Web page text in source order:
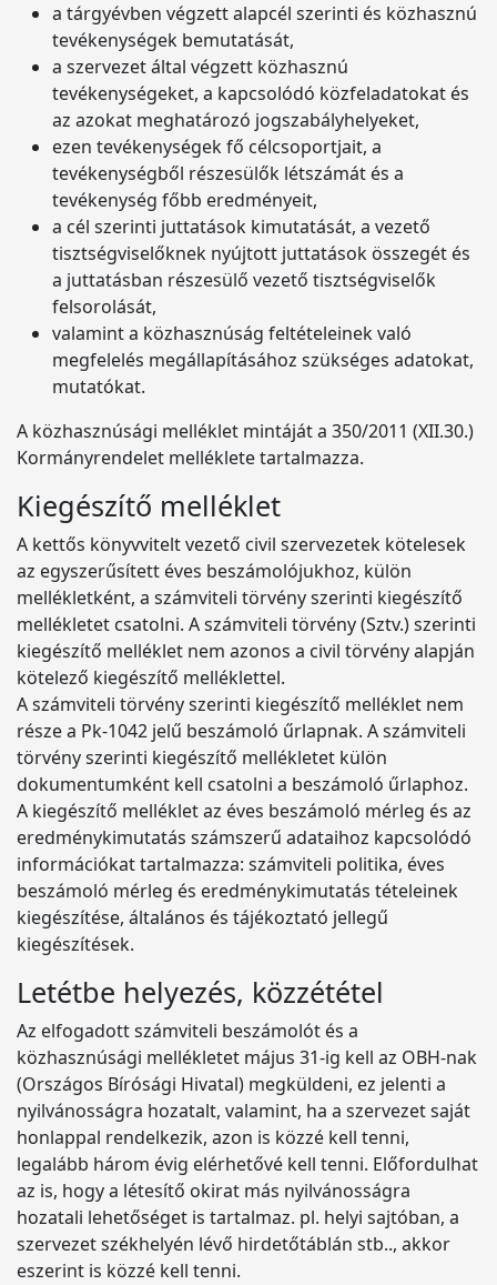
a tárgyévben végzett alapcél szerinti és közhasznú
tevékenységek bemutatását,
a szervezet által végzett közhasznú
tevékenységeket, a kapcsolódó közfeladatokat és
az azokat meghatározó jogszabályhelyeket,
ezen tevékenységek fő célcsoportjait, a
tevékenységből részesülők létszámát és a
tevékenység főbb eredményeit,
a cél szerinti juttatások kimutatását, a vezető
tisztségviselőknek nyújtott juttatások összegét és
a juttatásban részesülő vezető tisztségviselők
felsorolását,
valamint a közhasznúság feltételeinek való
megfelelés megállapításához szükséges adatokat,
mutatókat.
A közhasznúsági melléklet mintáját a 350/2011 (XII.30.)
Kormányrendelet melléklete tartalmazza.
Kiegészítő melléklet
A kettős könyvvitelt vezető civil szervezetek kötelesek
az egyszerűsített éves beszámolójukhoz, külön
mellékletként, a számviteli törvény szerinti kiegészítő
mellékletet csatolni. A számviteli törvény (Sztv.) szerinti
kiegészítő melléklet nem azonos a civil törvény alapján
kötelező kiegészítő melléklettel.
A számviteli törvény szerinti kiegészítő melléklet nem
része a Pk-1042 jelű beszámoló űrlapnak. A számviteli
törvény szerinti kiegészítő mellékletet külön
dokumentumként kell csatolni a beszámoló űrlaphoz.
A kiegészítő melléklet az éves beszámoló mérleg és az
eredménykimutatás számszerű adataihoz kapcsolódó
információkat tartalmazza: számviteli politika, éves
beszámoló mérleg és eredménykimutatás tételeinek
kiegészítése, általános és tájékoztató jellegű
kiegészítések.
Letétbe helyezés, közzététel
Az elfogadott számviteli beszámolót és a
közhasznúsági mellékletet május 31-ig kell az OBH-nak
(Országos Bírósági Hivatal) megküldeni, ez jelenti a
nyilvánosságra hozatalt, valamint, ha a szervezet saját
honlappal rendelkezik, azon is közzé kell tenni,
legalább három évig elérhetővé kell tenni. Előfordulhat
az is, hogy a létesítő okirat más nyilvánosságra
hozatali lehetőséget is tartalmaz. pl. helyi sajtóban, a
szervezet székhelyén lévő hirdetőtáblán stb.., akkor
eszerint is közzé kell tenni.